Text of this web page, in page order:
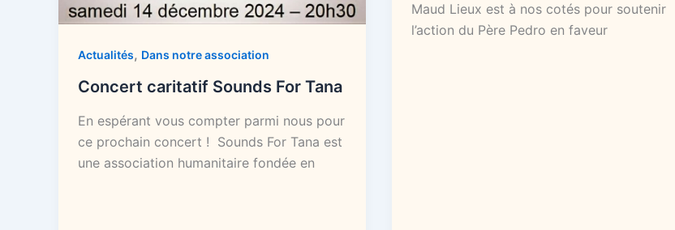
Actualités, Dans notre association
Concert caritatif Sounds For Tana
En espérant vous compter parmi nous pour
ce prochain concert ! Sounds For Tana est
une association humanitaire fondée en
Maud Lieux est à nos cotés pour soutenir
l’action du Père Pedro en faveur